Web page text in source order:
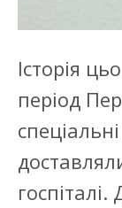
Історія
період